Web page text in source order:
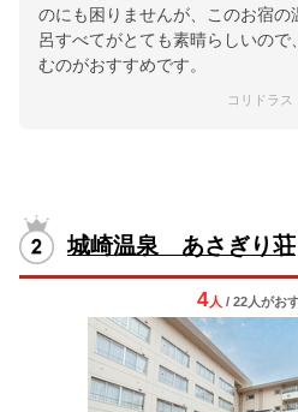
のにも困りませんが、このお宿
呂すべてがとても素晴らしいので
むのがおすすめです。
コリドラス
城崎温泉 あさぎり荘
4人 / 22人がお